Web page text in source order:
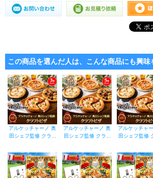
この商品を選んだ人は、こんな商品にも興味
アルケッチャーノ 奥
田シェフ監修 クラ...
アルケッチャーノ 奥
田シェフ監修 クラ...
アルケッチャ
田シェフ監修